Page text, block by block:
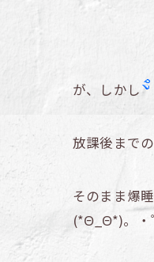
が、しかし
放課後まで
そのまま爆
(*Θ_Θ*)。・゜